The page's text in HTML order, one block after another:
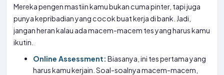
Mereka pengen mastiin kamu bukan cuma pinter, tapi juga
punya kepribadian yang cocok buat kerja di bank. Jadi,
jangan heran kalau ada macem-macem tes yang harus kamu
ikutin.
Online Assessment: Biasanya, ini tes pertama yang
harus kamu kerjain. Soal-soalnya macem-macem,